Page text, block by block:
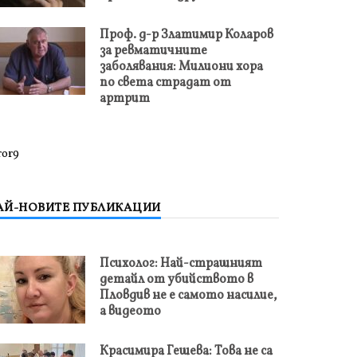
Проф. д-р Златимир Коларов
за ревматичните
заболявания: Милиони хора
по света страдат от
артрит
НОВИТЕ ПУБЛИКАЦИИ
Психолог: Най-страшният
детайл от убийството в
Пловдив не е самото насилие,
а видеото
Красимира Гешева: Това не са